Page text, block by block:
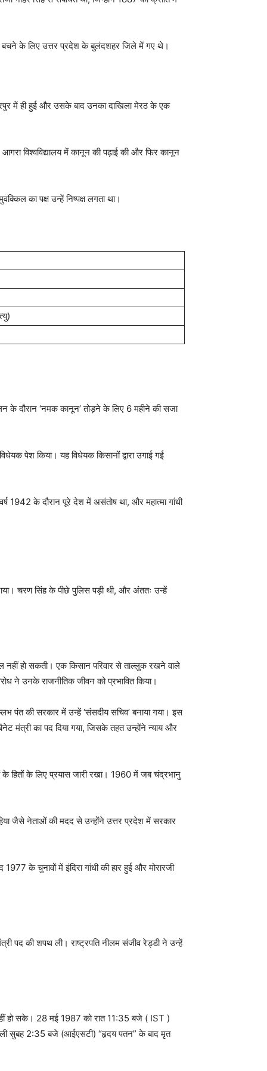
बचने के लिए उत्तर प्रदेश के बुलंदशहर जिले में गए थे।
में ही हुई और उसके बाद उनका दाखिला मेरठ के एक
विश्वविद्यालय में कानून की पढ़ाई की और फिर कानून
का पक्ष उन्हें निष्पक्ष लगता था।
के दौरान ‘नमक कानून’ तोड़ने के लिए 6 महीने की सजा
पेश किया। यह विधेयक किसानों द्वारा उगाई गई
1942 के दौरान पूरे देश में असंतोष था, और महात्मा गांधी
चरण सिंह के पीछे पुलिस पड़ी थी, और अंततः उन्हें
नहीं हो सकती। एक किसान परिवार से ताल्लुक रखने वाले
ने उनके राजनीतिक जीवन को प्रभावित किया।
पंत की सरकार में उन्हें ‘संसदीय सचिव’ बनाया गया। इस
मंत्री का पद दिया गया, जिसके तहत उन्होंने न्याय और
के हितों के लिए प्रयास जारी रखा। 1960 में जब चंद्रभानु
जैसे नेताओं की मदद से उन्होंने उत्तर प्रदेश में सरकार
के चुनावों में इंदिरा गांधी की हार हुई और मोरारजी
पद की शपथ ली। राष्ट्रपति नीलम संजीव रेड्डी ने उन्हें
हो सके। 28 मई 1987 को रात 11:35 बजे ( IST )
सुबह 2:35 बजे (आईएसटी) “हृदय पतन” के बाद मृत